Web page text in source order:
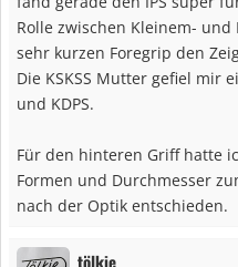
angelaufen ist
Naja, Schönheitsmakel,
beeinträchtigen - beim
Lötkolben...
Die Flucht der Ringe und des
Springpunkten ist dafür perfekt
einweihen möchte.
Rolle zwischen Kleinem-
sehr kurzen Foregrip den
Die KSKSS Mutter gefiel mir
und KDPS.
Für den hinteren Griff hatte
Formen und Durchmesser
nach der Optik entschieden.
tölkie